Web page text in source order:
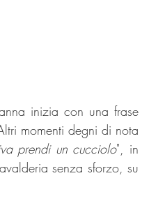
inizia con una frase
momenti degni di nota
prendi un cucciolo", in
senza sforzo, su